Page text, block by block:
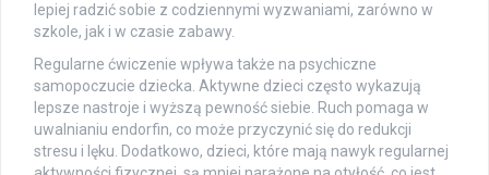
lepiej radzić sobie z codziennymi wyzwaniami, zarówno w
szkole, jak i w czasie zabawy.
Regularne ćwiczenie wpływa także na psychiczne
samopoczucie dziecka. Aktywne dzieci często wykazują
lepsze nastroje i wyższą pewność siebie. Ruch pomaga w
uwalnianiu endorfin, co może przyczynić się do redukcji
stresu i lęku. Dodatkowo, dzieci, które mają nawyk regularnej